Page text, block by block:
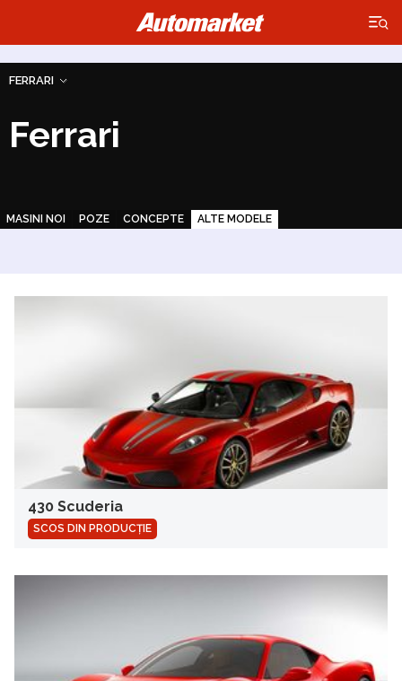
×
FERRARI
Ferrari
MASINI NOI POZE CONCEPTE ALTE MODELE
430 Scuderia
SCOS DIN PRODUCȚIE